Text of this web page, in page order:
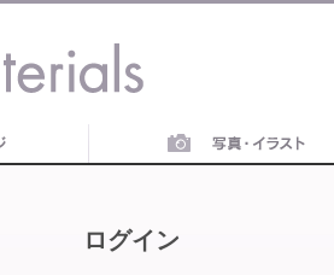
ログイン